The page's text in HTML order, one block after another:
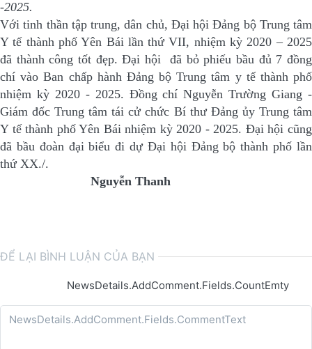
-2025.
Với tinh thần tập trung, dân chủ, Đại hội Đảng bộ Trung tâm
Y tế thành phố Yên Bái lần thứ VII, nhiệm kỳ 2020 – 2025
đã thành công tốt đẹp. Đại hội đã bỏ phiếu bầu đủ 7 đồng
chí vào Ban chấp hành Đảng bộ Trung tâm y tế thành phố
nhiệm kỳ 2020 - 2025. Đồng chí Nguyễn Trường Giang -
Giám đốc Trung tâm tái cử chức Bí thư Đảng ủy Trung tâm
Y tế thành phố Yên Bái nhiệm kỳ 2020 - 2025. Đại hội cũng
đã bầu đoàn đại biểu đi dự Đại hội Đảng bộ thành phố lần
thứ XX./.
Nguyễn Thanh
ĐỂ LẠI BÌNH LUẬN CỦA BẠN
NewsDetails.AddComment.Fields.CountEmty